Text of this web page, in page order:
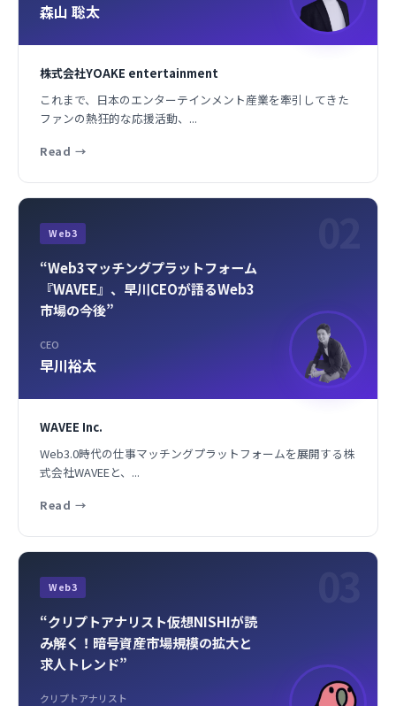
森山 聡太
株式会社YOAKE entertainment
これまで、日本のエンターテインメント産業を牽引してきた
ファンの熱狂的な応援活動、...
Read →
Web3
“Web3マッチングプラットフォーム
『WAVEE』、早川CEOが語るWeb3
市場の今後”
CEO
早川裕太
WAVEE Inc.
Web3.0時代の仕事マッチングプラットフォームを展開する株
式会社WAVEEと、...
Read →
03
Web3
“クリプトアナリスト仮想NISHIが読
み解く！暗号資産市場規模の拡大と
求人トレンド”
クリプトアナリスト